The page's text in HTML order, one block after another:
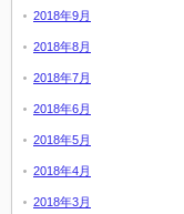
2018年9月
2018年8月
2018年7月
2018年6月
2018年5月
2018年4月
2018年3月